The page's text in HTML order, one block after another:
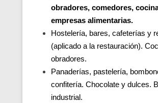
obradores, comedores,
empresas alimentarias.
Hostelería, bares, cafeterías y
(aplicado a la restauración).
obradores.
Panaderías, pastelería,
confitería. Chocolate y dulces.
industrial.